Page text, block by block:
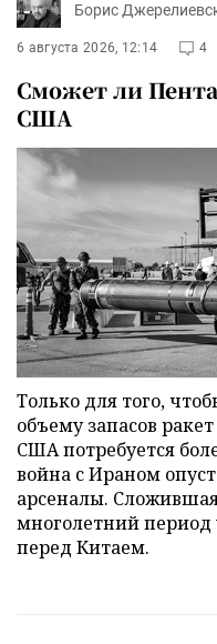
Борис
6 августа 2026, 12:14 4
Сможет ли
США
Только для того,
объему запасов
США потребуется
война с Ираном
арсеналы.
многолетний
перед Китаем.